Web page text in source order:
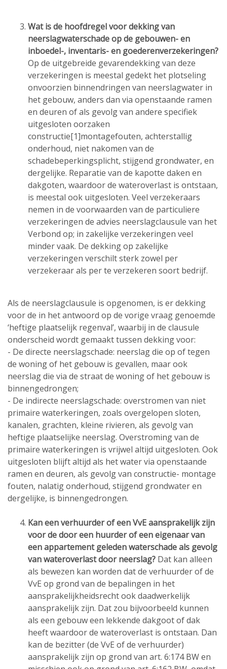
Wat is de hoofdregel voor dekking van
neerslagwaterschade op de gebouwen- en
inboedel-, inventaris- en goederenverzekeringen?
Op de uitgebreide gevarendekking van deze
verzekeringen is meestal gedekt het plotseling
onvoorzien binnendringen van neerslagwater in
het gebouw, anders dan via openstaande ramen
en deuren of als gevolg van andere specifiek
uitgesloten oorzaken
constructie[1]montagefouten, achterstallig
onderhoud, niet nakomen van de
schadebeperkingsplicht, stijgend grondwater, en
dergelijke. Reparatie van de kapotte daken en
dakgoten, waardoor de wateroverlast is ontstaan,
is meestal ook uitgesloten. Veel verzekeraars
nemen in de voorwaarden van de particuliere
verzekeringen de advies neerslagclausule van het
Verbond op; in zakelijke verzekeringen veel
minder vaak. De dekking op zakelijke
verzekeringen verschilt sterk zowel per
verzekeraar als per te verzekeren soort bedrijf.
Als de neerslagclausule is opgenomen, is er dekking
voor de in het antwoord op de vorige vraag genoemde
‘heftige plaatselijk regenval’, waarbij in de clausule
onderscheid wordt gemaakt tussen dekking voor:
- De directe neerslagschade: neerslag die op of tegen
de woning of het gebouw is gevallen, maar ook
neerslag die via de straat de woning of het gebouw is
binnengedrongen;
- De indirecte neerslagschade: overstromen van niet
primaire waterkeringen, zoals overgelopen sloten,
kanalen, grachten, kleine rivieren, als gevolg van
heftige plaatselijke neerslag. Overstroming van de
primaire waterkeringen is vrijwel altijd uitgesloten. Ook
uitgesloten blijft altijd als het water via openstaande
ramen en deuren, als gevolg van constructie- montage
fouten, nalatig onderhoud, stijgend grondwater en
dergelijke, is binnengedrongen.
Kan een verhuurder of een VvE aansprakelijk zijn
voor de door een huurder of een eigenaar van
een appartement geleden waterschade als gevolg
van wateroverlast door neerslag? Dat kan alleen
als bewezen kan worden dat de verhuurder of de
VvE op grond van de bepalingen in het
aansprakelijkheidsrecht ook daadwerkelijk
aansprakelijk zijn. Dat zou bijvoorbeeld kunnen
als een gebouw een lekkende dakgoot of dak
heeft waardoor de wateroverlast is ontstaan. Dan
kan de bezitter (de VvE of de verhuurder)
aansprakelijk zijn op grond van art. 6:174 BW en